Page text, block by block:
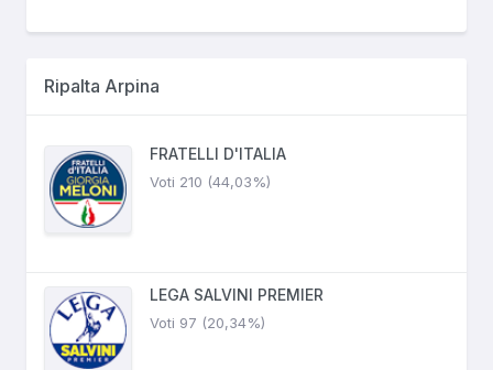
Ripalta Arpina
FRATELLI D'ITALIA
Voti 210 (44,03%)
LEGA SALVINI PREMIER
Voti 97 (20,34%)